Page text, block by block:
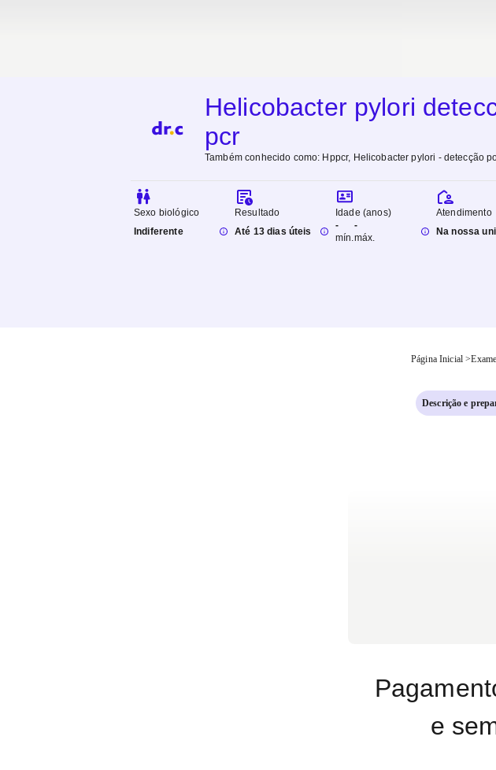
Helicobacter pylori
pcr
Também conhecido como: Hppcr, Helicobacter pylori - detecção
Sexo biológico
Indiferente
Resultado
Até 13 dias úteis
Idade (anos)
-
mín.
-
máx.
Atendimento
Na nossa
Página Inicial >
Descrição e
e